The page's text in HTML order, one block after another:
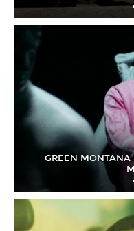
GREEN MONTANA